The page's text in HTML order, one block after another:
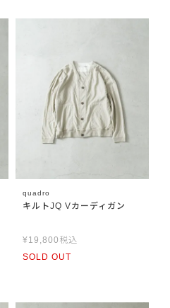
quadro
キルトJQ Vカーディガン
¥19,800 税込
SOLD OUT